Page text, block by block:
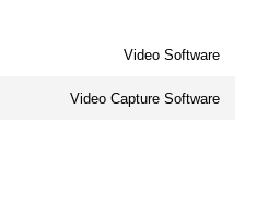
Video Software
Video Capture Software